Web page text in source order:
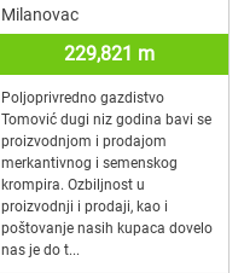
Milanovac
229,821 m
Poljoprivredno gazdistvo
Tomović dugi niz godina bavi se
proizvodnjom i prodajom
merkantivnog i semenskog
krompira. Ozbiljnost u
proizvodnji i prodaji, kao i
poštovanje nasih kupaca dovelo
nas je do t...